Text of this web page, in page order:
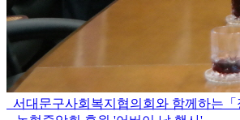
서대문구사회복지협의회와 함께하는「